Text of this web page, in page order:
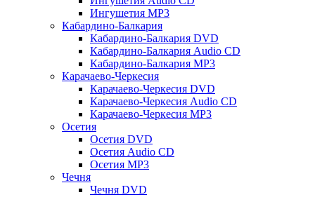
Ингушетия MP3
Кабардино-Балкария
Кабардино-Балкария DVD
Кабардино-Балкария Audio CD
Кабардино-Балкария MP3
Карачаево-Черкесия
Карачаево-Черкесия DVD
Карачаево-Черкесия Audio CD
Карачаево-Черкесия MP3
Осетия
Осетия DVD
Осетия Audio CD
Осетия MP3
Чечня
Чечня DVD